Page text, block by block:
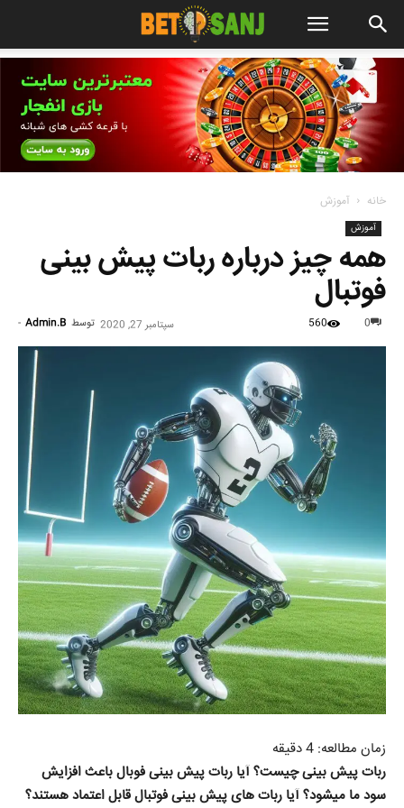
خانه آموزش
آموزش
همه چیز درباره ربات پیش بینی
فوتبال
توسط Admin.B
- سپتامبر 27, 2020 0
560
زمان مطالعه: 4دقیقه
ربات پیش بینی چیست؟آیا ربات پیش بینی فوبال باعث افزایش
سود ما میشود؟آیا ربات های پیش بینی فوتبال قابل اعتماد هستند؟